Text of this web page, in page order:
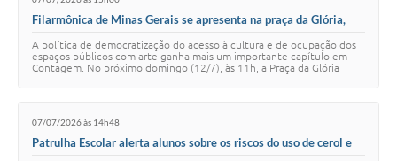
Filarmônica de Minas Gerais se apresenta na praça da Glória,
A política de democratização do acesso à cultura e de ocupação dos
espaços públicos com arte ganha mais um importante capítulo em
Contagem. No próximo domingo (12/7), às 11h, a Praça da Glória
07/07/2026 às 14h48
Patrulha Escolar alerta alunos sobre os riscos do uso de cerol e